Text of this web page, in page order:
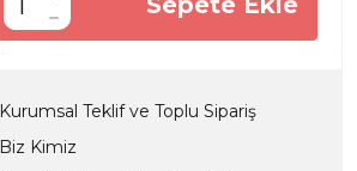
Kurumsal Teklif ve Toplu Sipariş
Biz Kimiz